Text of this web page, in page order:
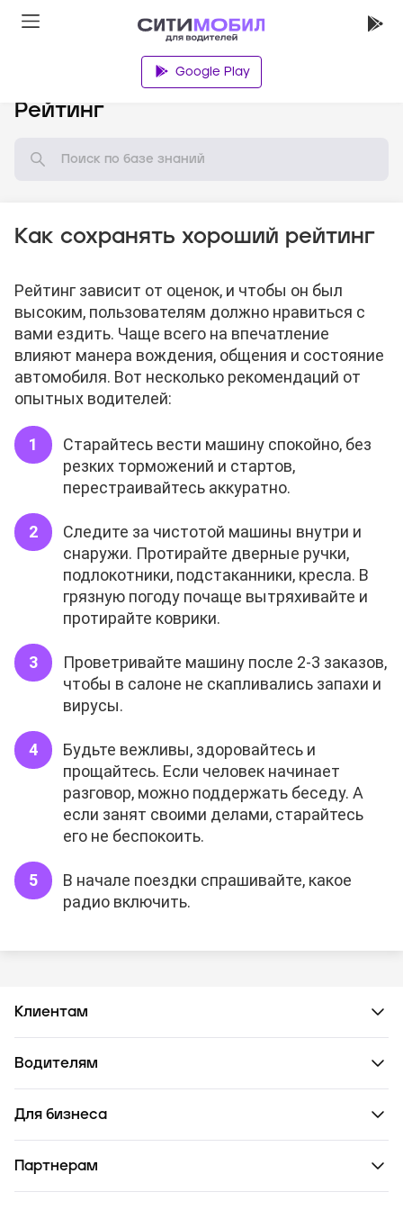
Google Play
Рейтинг
Как сохранять хороший рейтинг
Рейтинг зависит от оценок, и чтобы он был
высоким, пользователям должно нравиться с
вами ездить. Чаще всего на впечатление
влияют манера вождения, общения и состояние
автомобиля. Вот несколько рекомендаций от
опытных водителей:
Старайтесь вести машину спокойно, без
резких торможений и стартов,
перестраивайтесь аккуратно.
Следите за чистотой машины внутри и
снаружи. Протирайте дверные ручки,
подлокотники, подстаканники, кресла. В
грязную погоду почаще вытряхивайте и
протирайте коврики.
Проветривайте машину после 2-3 заказов,
чтобы в салоне не скапливались запахи и
вирусы.
Будьте вежливы, здоровайтесь и
прощайтесь. Если человек начинает
разговор, можно поддержать беседу. А
если занят своими делами, старайтесь
его не беспокоить.
В начале поездки спрашивайте, какое
радио включить.
Клиентам
Водителям
Для бизнеса
Партнерам